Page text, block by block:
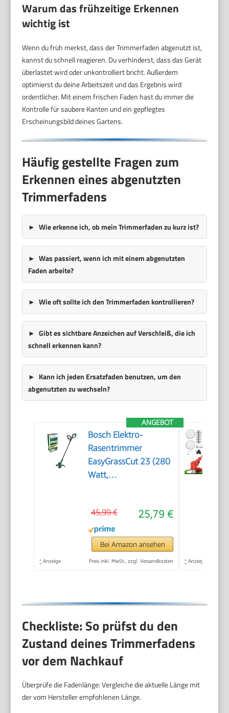
Warum das frühzeitige Erkennen
wichtig ist
Wenn du früh merkst, dass der Trimmerfaden abgenutzt ist,
kannst du schnell reagieren. Du verhinderst, dass das Gerät
überlastet wird oder unkontrolliert bricht. Außerdem
optimierst du deine Arbeitszeit und das Ergebnis wird
ordentlicher. Mit einem frischen Faden hast du immer die
Kontrolle für saubere Kanten und ein gepflegtes
Erscheinungsbild deines Gartens.
Häufig gestellte Fragen zum
Erkennen eines abgenutzten
Trimmerfadens
Wie erkenne ich, ob mein Trimmerfaden zu kurz ist?
Was passiert, wenn ich mit einem abgenutzten
Faden arbeite?
Wie oft sollte ich den Trimmerfaden kontrollieren?
Gibt es sichtbare Anzeichen auf Verschleiß, die ich
schnell erkennen kann?
Kann ich jeden Ersatzfaden benutzen, um den
abgenutzten zu wechseln?
ANGEBOT
Bosch Elektro-
Rasentrimmer
EasyGrassCut 23 (280
Watt,
Kartonverpackung)
25,79 €
45,99 €
Bei Amazon ansehen
* Anzeige Preis inkl. MwSt., zzgl. Versandkosten * Anzeige
Checkliste: So prüfst du den
Zustand deines Trimmerfadens
vor dem Nachkauf
Überprüfe die Fadenlänge: Vergleiche die aktuelle Länge mit
der vom Hersteller empfohlenen Länge.